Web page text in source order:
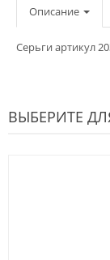
Описание
Серьги артикул
ВЫБЕРИТЕ